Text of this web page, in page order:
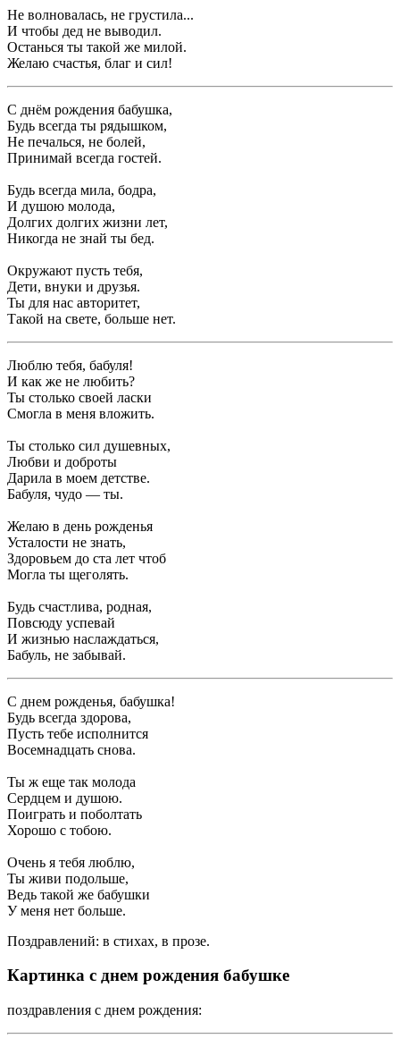
Не волновалась, не грустила...
И чтобы дед не выводил.
Останься ты такой же милой.
Желаю счастья, благ и сил!
С днём рождения бабушка,
Будь всегда ты рядышком,
Не печалься, не болей,
Принимай всегда гостей.
Будь всегда мила, бодра,
И душою молода,
Долгих долгих жизни лет,
Никогда не знай ты бед.
Окружают пусть тебя,
Дети, внуки и друзья.
Ты для нас авторитет,
Такой на свете, больше нет.
Люблю тебя, бабуля!
И как же не любить?
Ты столько своей ласки
Смогла в меня вложить.
Ты столько сил душевных,
Любви и доброты
Дарила в моем детстве.
Бабуля, чудо — ты.
Желаю в день рожденья
Усталости не знать,
Здоровьем до ста лет чтоб
Могла ты щеголять.
Будь счастлива, родная,
Повсюду успевай
И жизнью наслаждаться,
Бабуль, не забывай.
С днем рожденья, бабушка!
Будь всегда здорова,
Пусть тебе исполнится
Восемнадцать снова.
Ты ж еще так молода
Сердцем и душою.
Поиграть и поболтать
Хорошо с тобою.
Очень я тебя люблю,
Ты живи подольше,
Ведь такой же бабушки
У меня нет больше.
Поздравлений: в стихах, в прозе.
Картинка с днем рождения бабушке
поздравления с днем рождения: